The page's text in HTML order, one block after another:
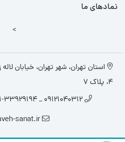
نمادهای ما
>
استان تهران، شهر تهران، خیابان
4، پلاک 7
09121040312 _ 021-33929194 _ 021-36615383
sanat.ir